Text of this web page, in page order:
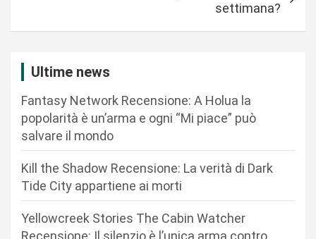
a
settimana?
Ultime news
Fantasy Network Recensione: A Holua la
popolarità è un’arma e ogni “Mi piace” può
salvare il mondo
Kill the Shadow Recensione: La verità di Dark
Tide City appartiene ai morti
Yellowcreek Stories The Cabin Watcher
Recensione: Il silenzio è l’unica arma contro